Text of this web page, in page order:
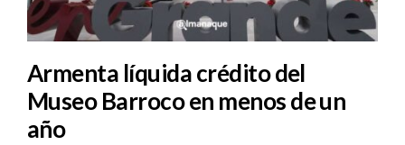
Armenta líquida crédito del
Museo Barroco en menos de un
año